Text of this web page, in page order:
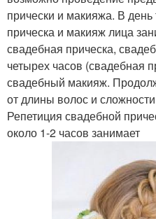
прически и макияжа. В
прическа и макияж лица
свадебная прическа,
четырех часов (свадебная
свадебный макияж.
от длины волос и
Репетиция свадебной
около 1-2 часов занимает